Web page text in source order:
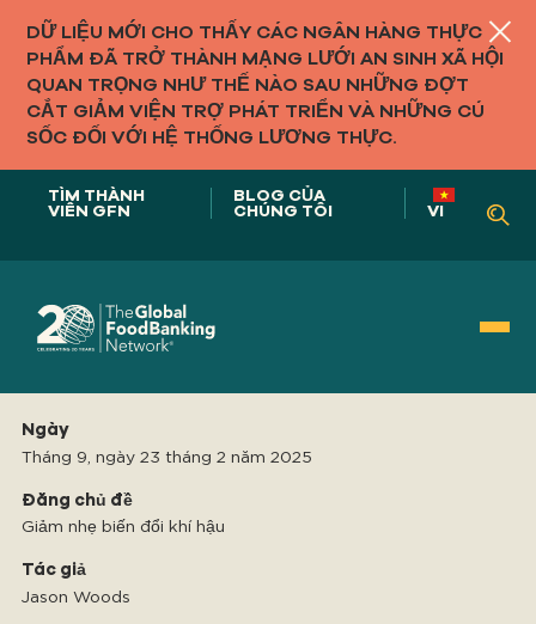
DỮ LIỆU MỚI CHO THẤY CÁC NGÂN HÀNG THỰC
PHẨM ĐÃ TRỞ THÀNH MẠNG LƯỚI AN SINH XÃ HỘI
QUAN TRỌNG NHƯ THẾ NÀO SAU NHỮNG ĐỢT
CẮT GIẢM VIỆN TRỢ PHÁT TRIỂN VÀ NHỮNG CÚ
SỐC ĐỐI VỚI HỆ THỐNG LƯƠNG THỰC.
TÌM THÀNH
VIÊN GFN
BLOG CỦA
CHÚNG TÔI VI
Vai trò của chúng tôi trong
HỆ THỐNG THỰC PHẨM
Của chúng tôi
TIẾP CẬN
Ngày
Tháng 9, ngày 23 tháng 2 năm 2025
Đăng chủ đề
Giảm nhẹ biến đổi khí hậu
Tác giả
Jason Woods